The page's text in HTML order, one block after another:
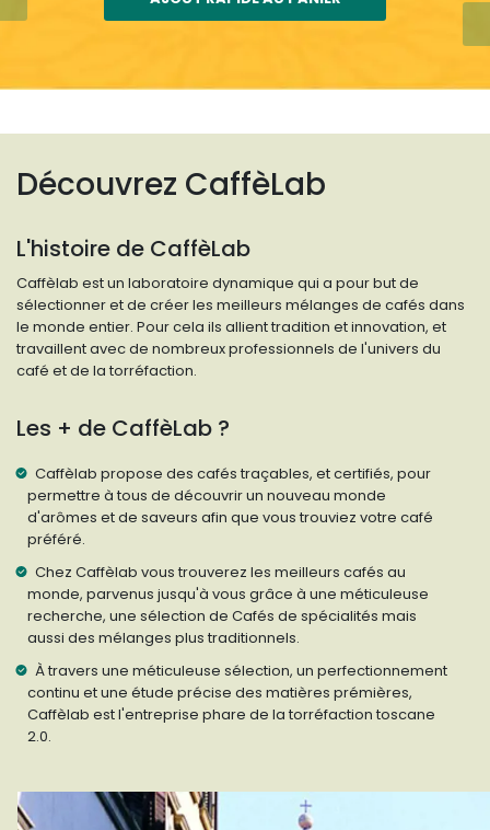
Découvrez CaffèLab
L'histoire de CaffèLab
Caffèlab est un laboratoire dynamique qui a pour but de
sélectionner et de créer les meilleurs mélanges de cafés dans
le monde entier. Pour cela ils allient tradition et innovation, et
travaillent avec de nombreux professionnels de l'univers du
café et de la torréfaction.
Les + de CaffèLab ?
Caffèlab propose des cafés traçables, et certifiés, pour
permettre à tous de découvrir un nouveau monde
d'arômes et de saveurs afin que vous trouviez votre café
préféré.
Chez Caffèlab vous trouverez les meilleurs cafés au
monde, parvenus jusqu'à vous grâce à une méticuleuse
recherche, une sélection de Cafés de spécialités mais
aussi des mélanges plus traditionnels.
À travers une méticuleuse sélection, un perfectionnement
continu et une étude précise des matières prémières,
Caffèlab est l'entreprise phare de la torréfaction toscane
2.0.